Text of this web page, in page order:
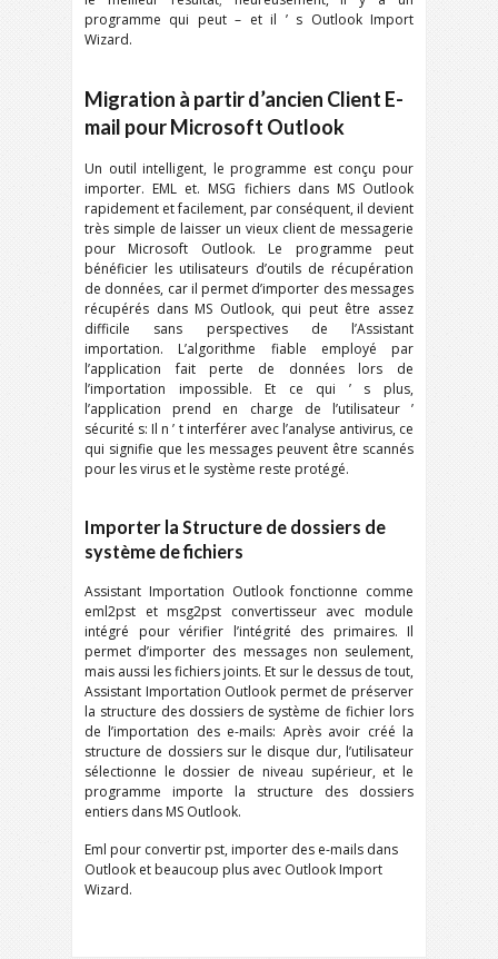
programme qui peut – et il ’ s Outlook Import
Wizard.
Migration à partir d’ancien Client E-
mail pour Microsoft Outlook
Un outil intelligent, le programme est conçu pour
importer. EML et. MSG fichiers dans MS Outlook
rapidement et facilement, par conséquent, il devient
très simple de laisser un vieux client de messagerie
pour Microsoft Outlook. Le programme peut
bénéficier les utilisateurs d’outils de récupération
de données, car il permet d’importer des messages
récupérés dans MS Outlook, qui peut être assez
difficile sans perspectives de l’Assistant
importation. L’algorithme fiable employé par
l’application fait perte de données lors de
l’importation impossible. Et ce qui ’ s plus,
l’application prend en charge de l’utilisateur ’
sécurité s: Il n ’ t interférer avec l’analyse antivirus, ce
qui signifie que les messages peuvent être scannés
pour les virus et le système reste protégé.
Importer la Structure de dossiers de
système de fichiers
Assistant Importation Outlook fonctionne comme
eml2pst et msg2pst convertisseur avec module
intégré pour vérifier l’intégrité des primaires. Il
permet d’importer des messages non seulement,
mais aussi les fichiers joints. Et sur le dessus de tout,
Assistant Importation Outlook permet de préserver
la structure des dossiers de système de fichier lors
de l’importation des e-mails: Après avoir créé la
structure de dossiers sur le disque dur, l’utilisateur
sélectionne le dossier de niveau supérieur, et le
programme importe la structure des dossiers
entiers dans MS Outlook.
Eml pour convertir pst, importer des e-mails dans
Outlook et beaucoup plus avec Outlook Import
Wizard.